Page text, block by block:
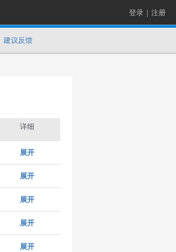
登录 注册
建议反馈
详细
展开
展开
展开
展开
展开